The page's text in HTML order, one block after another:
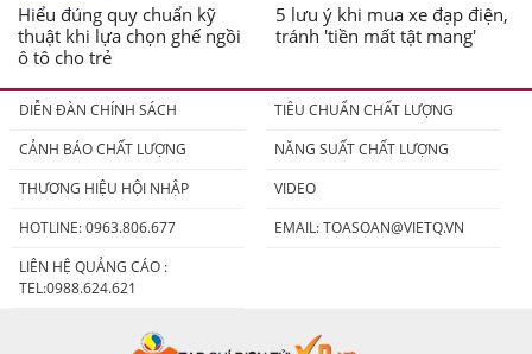
Hiểu đúng quy chuẩn kỹ
thuật khi lựa chọn ghế ngồi
ô tô cho trẻ
5 lưu ý khi mua xe đạp điện,
tránh 'tiền mất tật mang'
DIỄN ĐÀN CHÍNH SÁCH
TIÊU CHUẨN CHẤT LƯỢNG
CẢNH BÁO CHẤT LƯỢNG
NĂNG SUẤT CHẤT LƯỢNG
THƯƠNG HIỆU HỘI NHẬP
VIDEO
HOTLINE: 0963.806.677
EMAIL:TOASOAN@VIETQ.VN
LIÊN HỆ QUẢNG CÁO :
TEL:0988.624.621